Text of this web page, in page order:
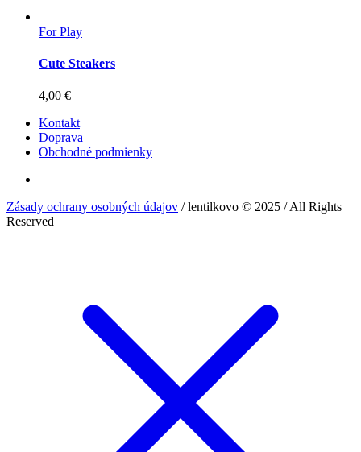
For Play
Cute Steakers
4,00 €
Kontakt
Doprava
Obchodné podmienky
Zásady ochrany osobných údajov / lentilkovo © 2025 / All Rights
Reserved